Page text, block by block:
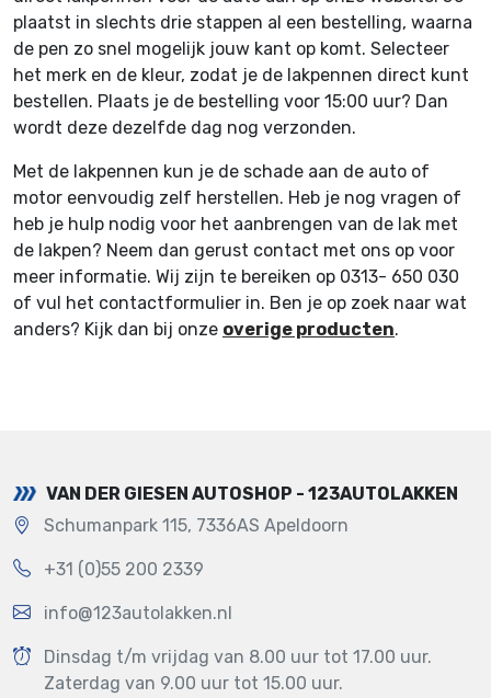
plaatst in slechts drie stappen al een bestelling, waarna
de pen zo snel mogelijk jouw kant op komt. Selecteer
het merk en de kleur, zodat je de lakpennen direct kunt
bestellen. Plaats je de bestelling voor 15:00 uur? Dan
wordt deze dezelfde dag nog verzonden.
Met de lakpennen kun je de schade aan de auto of
motor eenvoudig zelf herstellen. Heb je nog vragen of
heb je hulp nodig voor het aanbrengen van de lak met
de lakpen? Neem dan gerust contact met ons op voor
meer informatie. Wij zijn te bereiken op 0313- 650 030
of vul het contactformulier in. Ben je op zoek naar wat
anders? Kijk dan bij onze overige producten.
VAN DER GIESEN AUTOSHOP - 123AUTOLAKKEN
Schumanpark 115, 7336AS Apeldoorn
+31 (0)55 200 2339
info@123autolakken.nl
Dinsdag t/m vrijdag van 8.00 uur tot 17.00 uur.
Zaterdag van 9.00 uur tot 15.00 uur.